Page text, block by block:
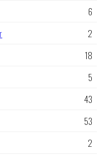
6
2
18
5
43
53
2